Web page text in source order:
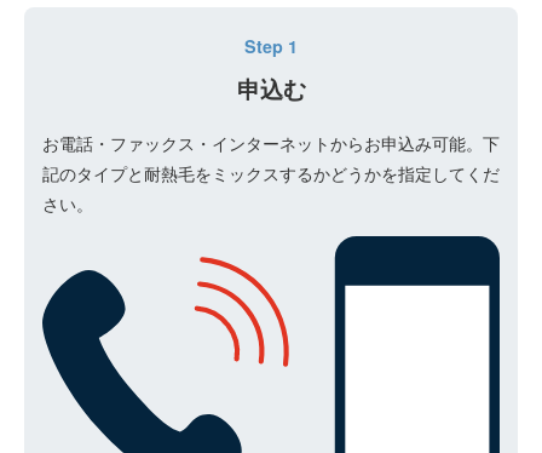
Step 1
申込む
お電話・ファックス・インターネットからお申込み可能。下
記のタイプと耐熱毛をミックスするかどうかを指定してくだ
さい。